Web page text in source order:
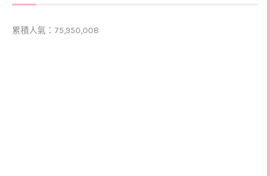
累積人氣：75,950,008